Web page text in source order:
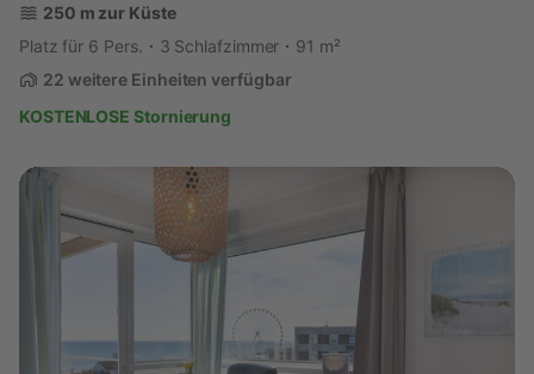
250 m zur Küste
Platz für 6 Pers.
3 Schlafzimmer
91 m²
22 weitere Einheiten verfügbar
KOSTENLOSE Stornierung